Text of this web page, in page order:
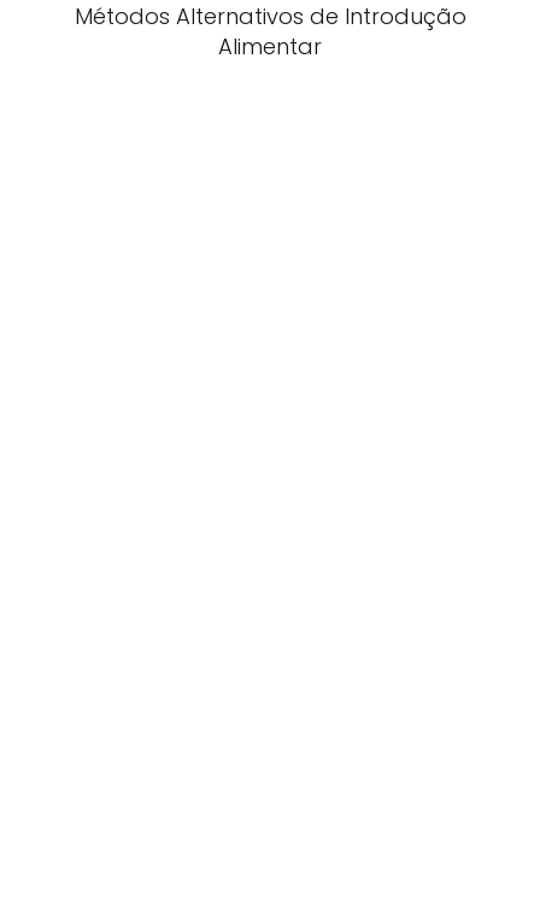
Métodos Alternativos de Introdução
Alimentar